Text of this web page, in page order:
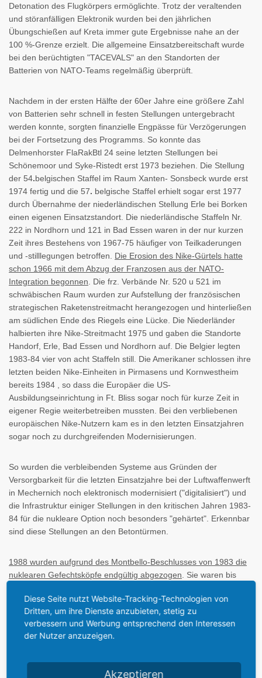
Detonation des Flugkörpers ermöglichte. Trotz der veraltenden
und störanfälligen Elektronik wurden bei den jährlichen
Übungschießen auf Kreta immer gute Ergebnisse nahe an der
100 %-Grenze erzielt. Die allgemeine Einsatzbereitschaft wurde
bei den berüchtigten "TACEVALS" an den Standorten der
Batterien von NATO-Teams regelmäßig überprüft.
Nachdem in der ersten Hälfte der 60er Jahre eine größere Zahl
von Batterien sehr schnell in festen Stellungen untergebracht
werden konnte, sorgten finanzielle Engpässe für Verzögerungen
bei der Fortsetzung des Programms. So konnte das
Delmenhorster FlaRakBtl 24 seine letzten Stellungen bei
Schönemoor und Syke-Ristedt erst 1973 beziehen. Die Stellung
der 54.belgischen Staffel im Raum Xanten- Sonsbeck wurde erst
1974 fertig und die 57. belgische Staffel erhielt sogar erst 1977
durch Übernahme der niederländischen Stellung Erle bei Borken
einen eigenen Einsatzstandort. Die niederländische Staffeln Nr.
222 in Nordhorn und 121 in Bad Essen waren in der nur kurzen
Zeit ihres Bestehens von 1967-75 häufiger von Teilkaderungen
und -stilllegungen betroffen. Die Erosion des Nike-Gürtels hatte
schon 1966 mit dem Abzug der Franzosen aus der NATO-
Integration begonnen . Die frz. Verbände Nr. 520 u 521 im
schwäbischen Raum wurden zur Aufstellung der französischen
strategischen Raketenstreitmacht herangezogen und hinterließen
am südlichen Ende des Riegels eine Lücke. Die Niederländer
halbierten ihre Nike-Streitmacht 1975 und gaben die Standorte
Handorf, Erle, Bad Essen und Nordhorn auf. Die Belgier legten
1983-84 vier von acht Staffeln still. Die Amerikaner schlossen ihre
letzten beiden Nike-Einheiten in Pirmasens und Kornwestheim
bereits 1984 , so dass die Europäer die US-
Ausbildungseinrichtung in Ft. Bliss sogar noch für kurze Zeit in
eigener Regie weiterbetreiben mussten. Bei den verbliebenen
europäischen Nike-Nutzern kam es in den letzten Einsatzjahren
sogar noch zu durchgreifenden Modernisierungen.
So wurden die verbleibenden Systeme aus Gründen der
Versorgbarkeit für die letzten Einsatzjahre bei der Luftwaffenwerft
in Mechernich noch elektronisch modernisiert ("digitalisiert") und
die Infrastruktur einiger Stellungen in den kritischen Jahren 1983-
84 für die nukleare Option noch besonders "gehärtet". Erkennbar
sind diese Stellungen an den Betontürmen.
1988 wurden aufgrund des Montbello-Beschlusses von 1983 die
nuklearen Gefechtsköpfe endgültig abgezogen . Sie waren bis
Amerikanern, Belgiern und Niederländern bewacht worden. Die
Niederländer schlossen 1987 bzw. 1988 die letzten Stellungen
Schöppingen und Vörden. Bei der Luftwaffe kam es zu ersten
Einsparungen bei der bisher recht üppigen Personalbesetzung
von vier Kampfbesatzungen für den 24-Stunden-Dienst und die
Diese Seite nutzt Website-Tracking-Technologien von
Dritten, um ihre Dienste anzubieten, stetig zu
verbessern und Werbung entsprechend den Interessen
der Nutzer anzuzeigen.
Akzeptieren